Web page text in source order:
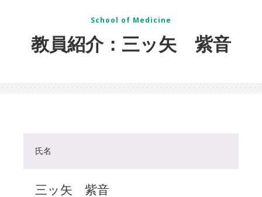
School of Medicine
教員紹介：三ッ矢 紫音
氏名
三ッ矢 紫音